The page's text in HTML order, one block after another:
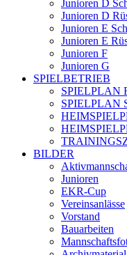
Junioren D
Junioren D
Junioren E
Junioren E
Junioren F
Junioren G
SPIELBETRIEB
SPIELPLAN
SPIELPLAN
BILDER
Junioren
EKR-Cup
Vereinsanlässe
Vorstand
Bauarbeiten